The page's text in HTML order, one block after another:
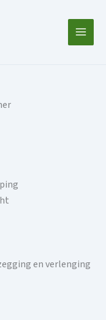
en verlenging